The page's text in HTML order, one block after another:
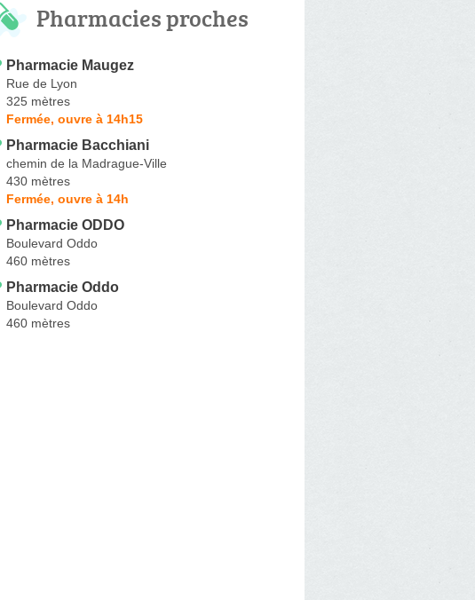
Pharmacies proches
Pharmacie Maugez
Rue de Lyon
325 mètres
Fermée, ouvre à 14h15
Pharmacie Bacchiani
chemin de la Madrague-Ville
430 mètres
Fermée, ouvre à 14h
Pharmacie ODDO
Boulevard Oddo
460 mètres
Pharmacie Oddo
Boulevard Oddo
460 mètres